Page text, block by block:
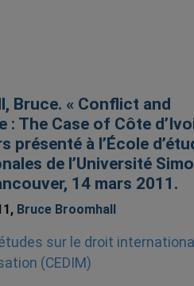
Bruce. « Conflict and
: The Case of Côte
présenté à l’École
de l’Université
14 mars 2011.
Bruce Broomhall